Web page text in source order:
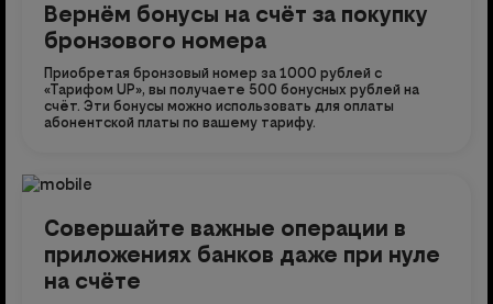
Вернём бонусы на счёт за покупку
бронзового номера
Приобретая бронзовый номер за 1000 рублей с
«Тарифом UP», вы получаете 500 бонусных рублей на
счёт. Эти бонусы можно использовать для оплаты
абонентской платы по вашему тарифу.
Совершайте важные операции в
приложениях банков даже при нуле
на счёте